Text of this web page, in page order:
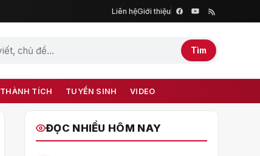
Liên hệGiới thiệu
Tìm
THÀNH TÍCH TUYỂN SINH VIDEO
ĐỌC NHIỀU HÔM NAY